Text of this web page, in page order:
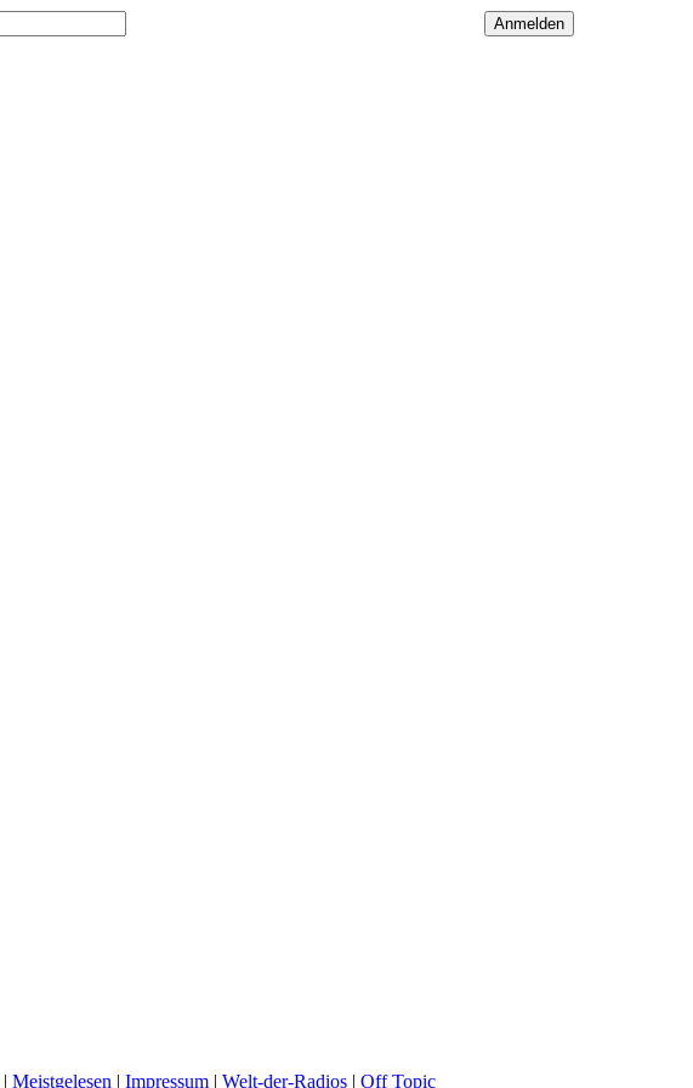
| Meistgelesen | Impressum | Welt-der-Radios | Off Topic